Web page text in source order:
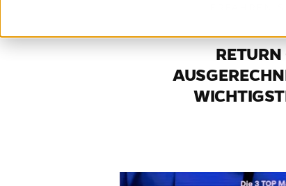
ERFAHREN